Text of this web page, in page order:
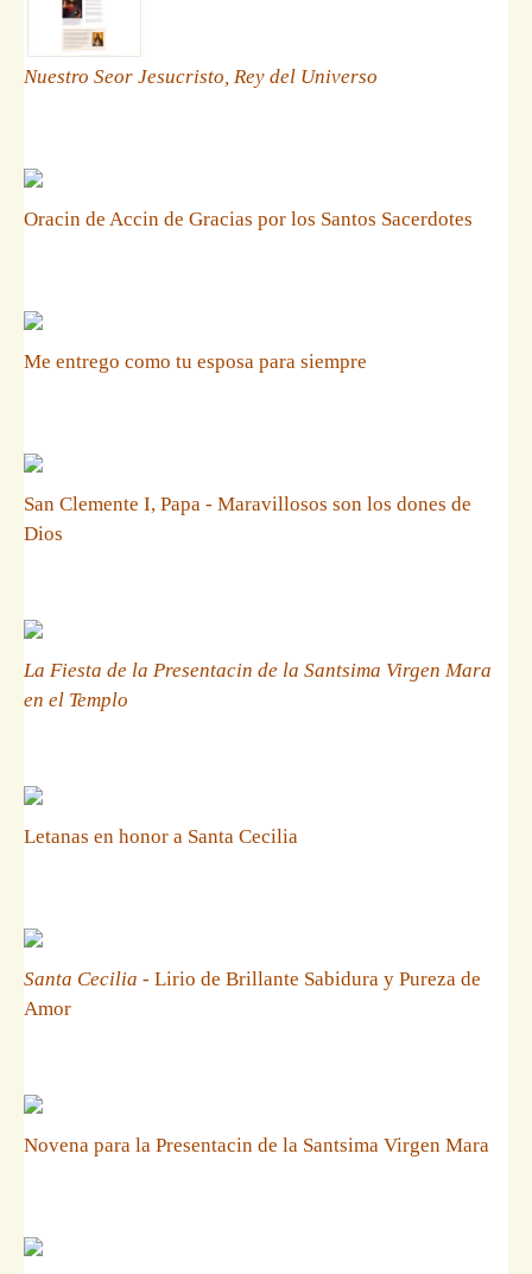
Nuestro Seor Jesucristo, Rey del Universo
Oracin de Accin de Gracias por los Santos Sacerdotes
Me entrego como tu esposa para siempre
San Clemente I, Papa - Maravillosos son los dones de
Dios
La Fiesta de la Presentacin de la Santsima Virgen Mara
en el Templo
Letanas en honor a Santa Cecilia
Santa Cecilia - Lirio de Brillante Sabidura y Pureza de
Amor
Novena para la Presentacin de la Santsima Virgen Mara